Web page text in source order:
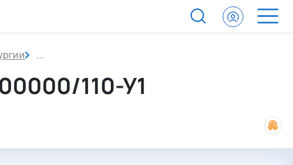
Трансформаторы трехфазные масляные
110-У1